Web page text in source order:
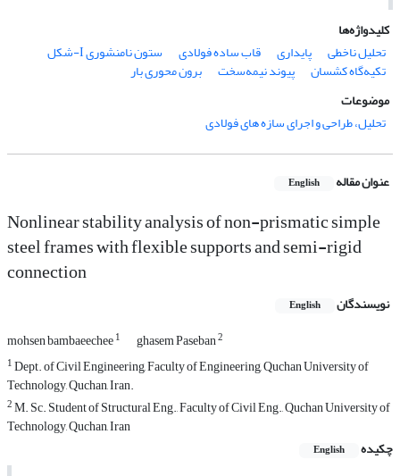
کلیدواژه‌ها
تحلیل ناخطی
پایداری قاب ساده فولادی ستون نامنشوری I-شکل
تکیه‌گاه کشسان پیوند نیمه‌سخت
برون محوری بار
موضوعات
تحلیل، طراحی و اجرای سازه های فولادی
عنوان مقاله English
Nonlinear stability analysis of non-prismatic simple
steel frames with flexible supports and semi-rigid
connection
نویسندگان English
mohsen bambaeechee1 ghasem Paseban2
1Dept. of Civil Engineering, Faculty of Engineering, Quchan University of
Technology, Quchan, Iran.
2M. Sc. Student of Structural Eng., Faculty of Civil Eng., Quchan University of
Technology, Quchan, Iran
چکیده
English